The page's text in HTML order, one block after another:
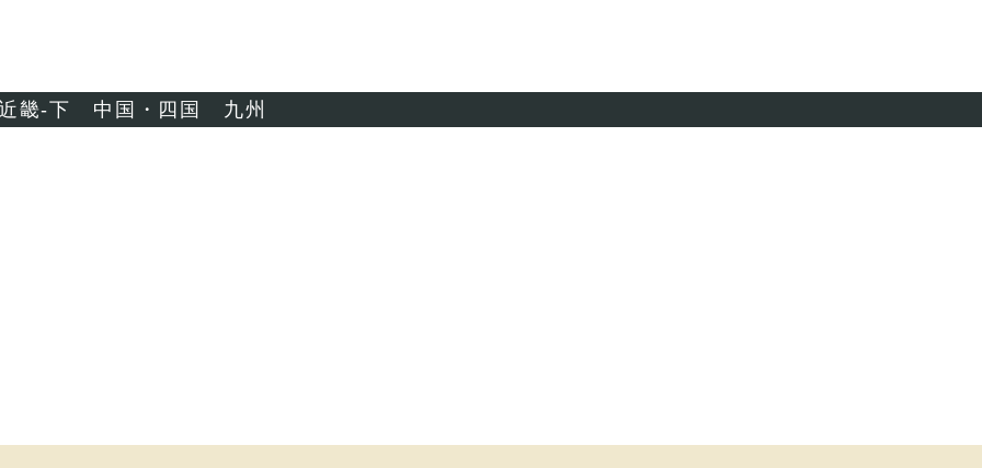
畿-下 中国・四国 九州